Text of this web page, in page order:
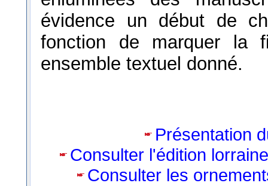
évidence un début de
fonction de marquer la
ensemble textuel donné.
Présentation
Consulter l'édition
Consulter les